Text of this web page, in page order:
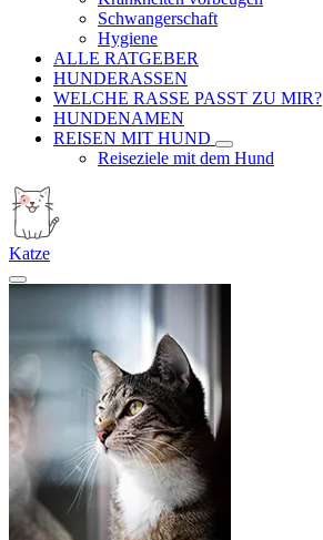
Schwangerschaft
Hygiene
ALLE RATGEBER
HUNDERASSEN
WELCHE RASSE PASST ZU MIR?
HUNDENAMEN
REISEN MIT HUND
Reiseziele mit dem Hund
Katze